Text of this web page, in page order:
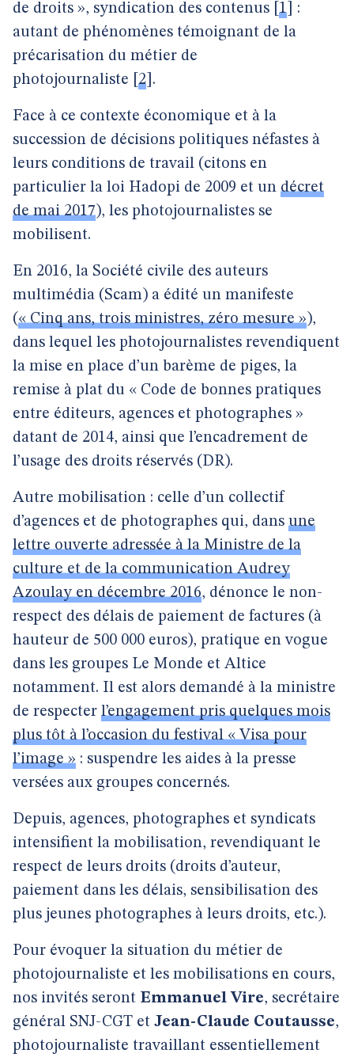
de droits », syndication des contenus 1
:
autant de phénomènes témoignant de la
précarisation du métier de
photojournaliste
2 .
Face à ce contexte économique et à la
succession de décisions politiques néfastes à
leurs conditions de travail (citons en
particulier la loi Hadopi de 2009 et un décret
de mai 2017), les photojournalistes se
mobilisent.
En 2016, la Société civile des auteurs
multimédia (Scam) a édité un manifeste
(« Cinq ans, trois ministres, zéro mesure »),
dans lequel les photojournalistes revendiquent
la mise en place d’un barème de piges, la
remise à plat du « Code de bonnes pratiques
entre éditeurs, agences et photographes »
datant de 2014, ainsi que l’encadrement de
l’usage des droits réservés (DR).
Autre mobilisation : celle d’un collectif
d’agences et de photographes qui, dans une
lettre ouverte adressée à la Ministre de la
culture et de la communication Audrey
Azoulay en décembre 2016, dénonce le non-
respect des délais de paiement de factures (à
hauteur de 500 000 euros), pratique en vogue
dans les groupes Le Monde et Altice
notamment. Il est alors demandé à la ministre
de respecter l’engagement pris quelques mois
plus tôt à l’occasion du festival « Visa pour
l’image » : suspendre les aides à la presse
versées aux groupes concernés.
Depuis, agences, photographes et syndicats
intensifient la mobilisation, revendiquant le
respect de leurs droits (droits d’auteur,
paiement dans les délais, sensibilisation des
plus jeunes photographes à leurs droits, etc.).
Pour évoquer la situation du métier de
photojournaliste et les mobilisations en cours,
nos invités seront Emmanuel Vire, secrétaire
général SNJ-CGT et Jean-Claude Coutausse,
photojournaliste travaillant essentiellement